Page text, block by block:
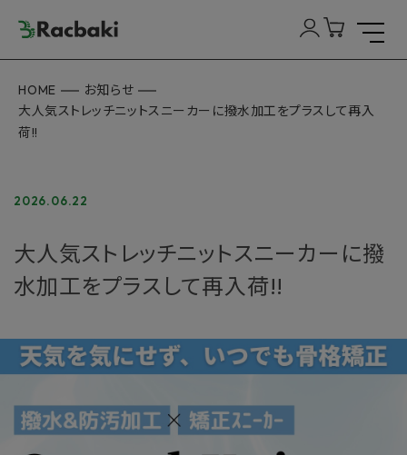
HOME
お知らせ
大人気ストレッチニットスニーカーに撥水加工をプラスして再入
荷!!
2026.06.22
大人気ストレッチニットスニーカーに撥
水加工をプラスして再入荷!!